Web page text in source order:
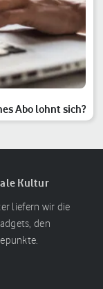
Abo lohnt sich?
Kultur
liefern wir die
den